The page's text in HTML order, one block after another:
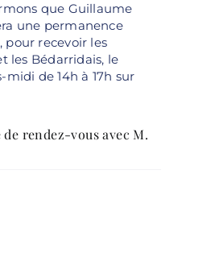
que Guillaume
une permanence
pour recevoir les
les Bédarridais, le
de 14h à 17h sur
de rendez-vous avec M.